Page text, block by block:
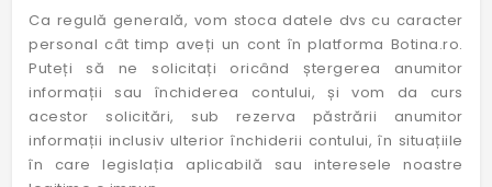
Ca regulă generală, vom stoca datele dvs cu caracter
personal cât timp aveți un cont în platforma Botina.ro.
Puteți să ne solicitați oricând ștergerea anumitor
informații sau închiderea contului, și vom da curs
acestor solicitări, sub rezerva păstrării anumitor
informații inclusiv ulterior închiderii contului, în situațiile
în care legislația aplicabilă sau interesele noastre